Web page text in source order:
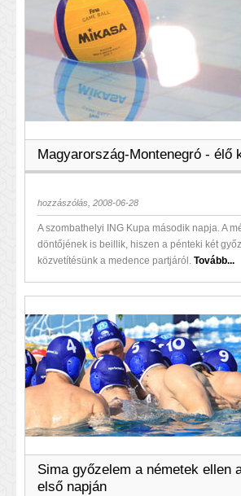
Magyarország-Montenegró - élő
hozzászólás, 2008-06-28
A szombathelyi ING Kupa második napja. A
döntőjének is beillik, hiszen a pénteki két
közvetítésünk a medence partjáról. Tovább...
Sima győzelem a németek ellen
első napján